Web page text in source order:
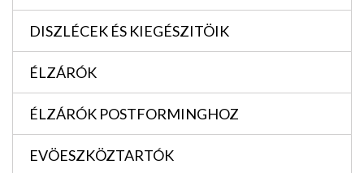
DISZLÉCEK ÉS KIEGÉSZITÖIK
ÉLZÁRÓK
ÉLZÁRÓK POSTFORMINGHOZ
EVÖESZKÖZTARTÓK